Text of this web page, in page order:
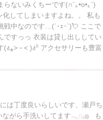
ないみくちーです(∩´｡•o•｡`)
してしまいますよね。。 私も
戦中なのです…(´･ｪ･`)💘 ここで
ですっっ 衣装は貸し出ししてい
⁎˃ ᵕ ˂ )ง⁾⁾ アクセサリーも豊富
は丁度良いらしいです、瀬戸ち
ながら手洗いしてます𓂃◌𓈒𓐍 も